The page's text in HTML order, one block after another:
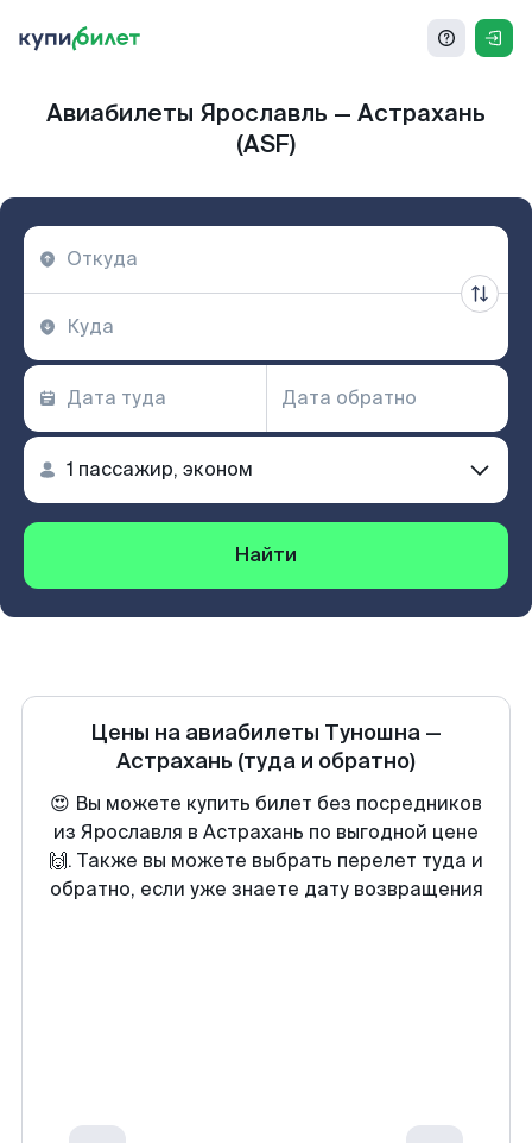
Авиабилеты Ярославль — Астрахань
(ASF)
Найти
Цены на авиабилеты Туношна —
Астрахань (туда и обратно)
😍 Вы можете купить билет без посредников
из Ярославля в Астрахань по выгодной цене
🙌. Также вы можете выбрать перелет туда и
обратно, если уже знаете дату возвращения